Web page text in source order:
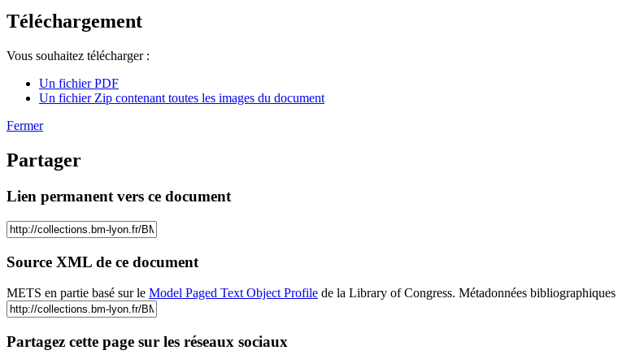
Téléchargement
Vous souhaitez télécharger :
Un fichier PDF
Un fichier Zip contenant toutes les images du document
Fermer
Partager
Lien permanent vers ce document
Source XML de ce document
METS en partie basé sur le Model Paged Text Object Profile de la Library of Congress. Métadonnées
Partagez cette page sur les réseaux sociaux